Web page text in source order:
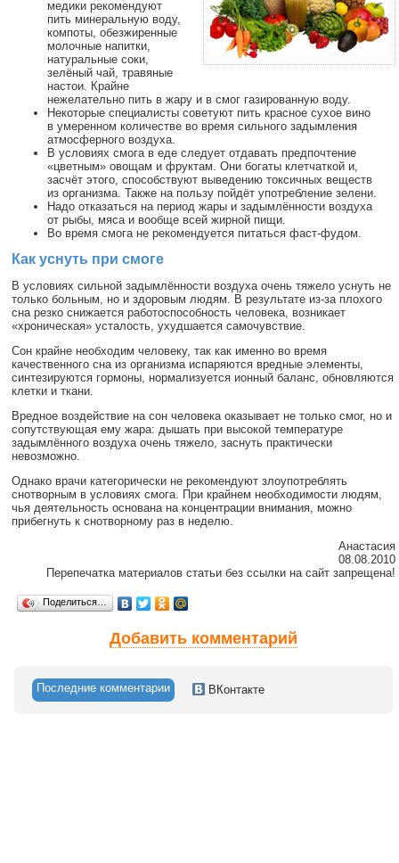
медики рекомендуют
пить минеральную воду,
компоты, обезжиренные
молочные напитки,
натуральные соки,
зелёный чай, травяные
настои. Крайне
нежелательно пить в жару и в смог газированную воду.
Некоторые специалисты советуют пить красное сухое вино
в умеренном количестве во время сильного задымления
атмосферного воздуха.
В условиях смога в еде следует отдавать предпочтение
«цветным» овощам и фруктам. Они богаты клетчаткой и,
засчёт этого, способствуют выведению токсичных веществ
из организма. Также на пользу пойдёт употребление зелени.
Надо отказаться на период жары и задымлённости воздуха
от рыбы, мяса и вообще всей жирной пищи.
Во время смога не рекомендуется питаться фаст-фудом.
Как уснуть при смоге
В условиях сильной задымлённости воздуха очень тяжело уснуть не
только больным, но и здоровым людям. В результате из-за плохого
сна резко снижается работоспособность человека, возникает
«хроническая» усталость, ухудшается самочувствие.
Сон крайне необходим человеку, так как именно во время
качественного сна из организма испаряются вредные элементы,
синтезируются гормоны, нормализуется ионный баланс, обновляются
клетки и ткани.
Вредное воздействие на сон человека оказывает не только смог, но и
сопутствующая ему жара: дышать при высокой температуре
задымлённого воздуха очень тяжело, заснуть практически
невозможно.
Однако врачи категорически не рекомендуют злоупотреблять
снотворным в условиях смога. При крайнем необходимости людям,
чья деятельность основана на концентрации внимания, можно
прибегнуть к снотворному раз в неделю.
Анастасия
08.08.2010
Перепечатка материалов статьи без ссылки на сайт запрещена!
Поделиться…
Добавить комментарий
Последние комментарии ВКонтакте